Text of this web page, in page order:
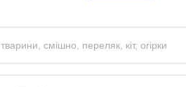
тварини смішно переляк кіт, огірки